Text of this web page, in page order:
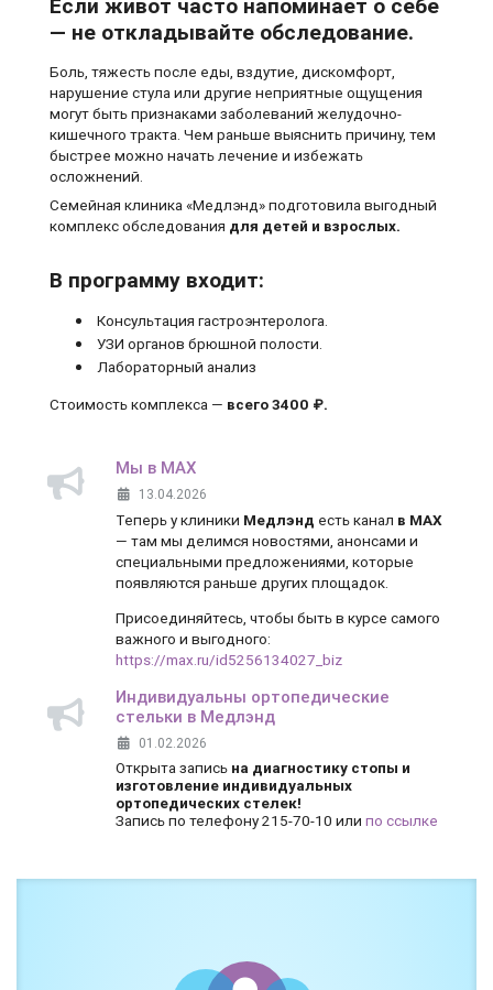
— не откладывайте обследование.
Боль, тяжесть после еды, вздутие, дискомфорт,
нарушение стула или другие неприятные ощущения
могут быть признаками заболеваний желудочно-
кишечного тракта. Чем раньше выяснить причину, тем
быстрее можно начать лечение и избежать
осложнений.
Семейная клиника «Медлэнд» подготовила выгодный
комплекс обследования для детей и взрослых.
В программу входит:
Консультация гастроэнтеролога.
УЗИ органов брюшной полости.
Лабораторный анализ
Стоимость комплекса — всего 3400 ₽.
Мы в MAX
13.04.2026
Теперь у клиники Медлэнд есть канал в MAX
— там мы делимся новостями, анонсами и
специальными предложениями, которые
появляются раньше других площадок.
Присоединяйтесь, чтобы быть в курсе самого
важного и выгодного:
https://max.ru/id5256134027_biz
Индивидуальны ортопедические
стельки в Медлэнд
01.02.2026
Открыта запись на диагностику стопы и
изготовление индивидуальных
ортопедических стелек!
Запись по телефону 215-70-10 или по ссылке